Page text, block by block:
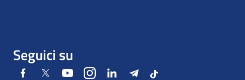
Seguici su
FacebookTwitter YoutubeInstagramLinkedIn Telegram
Tiktok